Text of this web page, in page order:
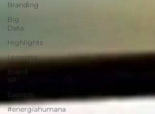
Branding
Big
Data
Highlights
Learning
Brand
XP
Eventos
#energiahumana